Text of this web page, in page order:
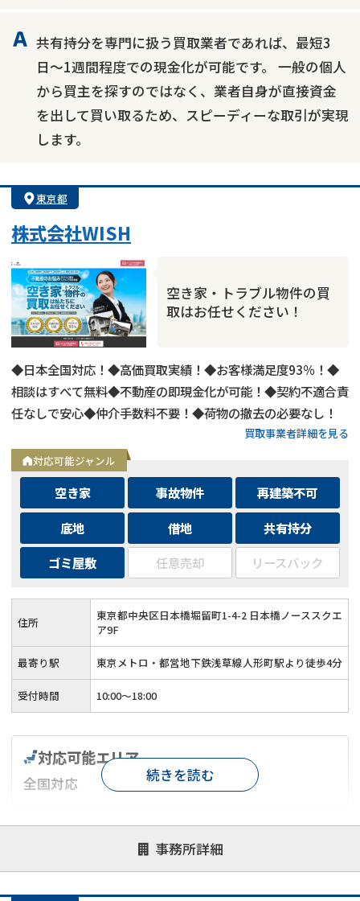
共有持分を専門に扱う買取業者であれば、最短3
日〜1週間程度での現金化が可能です。 一般の個人
から買主を探すのではなく、業者自身が直接資金
を出して買い取るため、スピーディーな取引が実現
します。
東京都
株式会社WISH
空き家・トラブル物件の買
取はお任せください！
◆日本全国対応！◆高価買取実績！◆お客様満足度93％！◆
相談はすべて無料◆不動産の即現金化が可能！◆契約不適合責
任なしで安心◆仲介手数料不要！◆荷物の撤去の必要なし！
買取事業者詳細を見る
対応可能ジャンル
空き家 事故物件
再建築不可
底地
借地
共有持分
ゴミ屋敷
任意売却 リースバック
住所
東京都中央区日本橋堀留町1-4-2 日本橋ノーススクエ
ア9F
最寄り駅 東京メトロ・都営地下鉄浅草線人形町駅より徒歩4分
受付時間 10:00～18:00
事務所詳細
対応可能エリア
全国対応
対応が親身 オンライン面談可能
レスポンスが早い
1億円以上の買取可
続きを読む